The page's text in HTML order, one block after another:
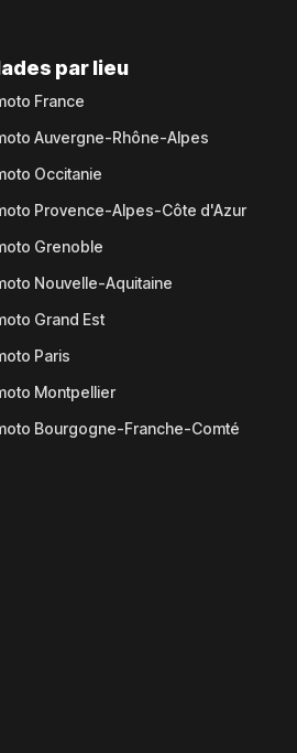
par lieu
France
Auvergne-Rhône-Alpes
Occitanie
Provence-Alpes-Côte d'Azur
Grenoble
Nouvelle-Aquitaine
Grand Est
Paris
Montpellier
Bourgogne-Franche-Comté